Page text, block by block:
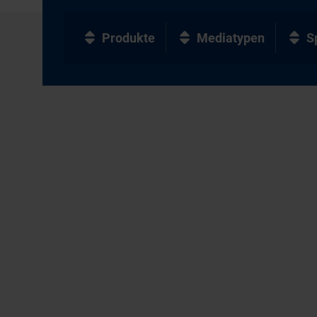
Produkte Mediatypen